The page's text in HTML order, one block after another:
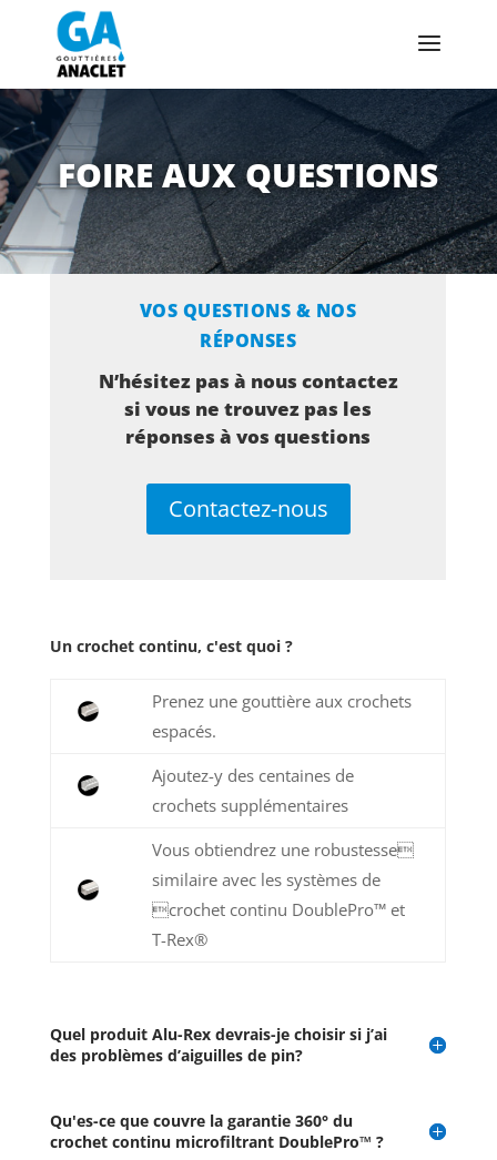
FOIRE AUX QUESTIONS
VOS QUESTIONS & NOS
RÉPONSES
N’hésitez pas à nous contactez
si vous ne trouvez pas les
réponses à vos questions
Contactez-nous
Un crochet continu, c'est quoi ?
Prenez une gouttière aux crochets
espacés.
Ajoutez-y des centaines de
crochets supplémentaires
Vous obtiendrez une robustesse
similaire avec les systèmes de
crochet continu DoublePro™et
T-Rex®
Quel produit Alu-Rex devrais-je choisir si j’ai
des problèmes d’aiguilles de pin?
Qu'es-ce que couvre la garantie 360° du
crochet continu microfiltrant DoublePro™ ?